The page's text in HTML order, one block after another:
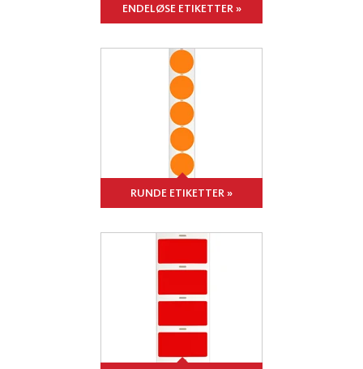
ENDELØSE ETIKETTER »
RUNDE ETIKETTER »